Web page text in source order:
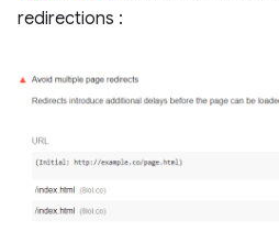
redirections :